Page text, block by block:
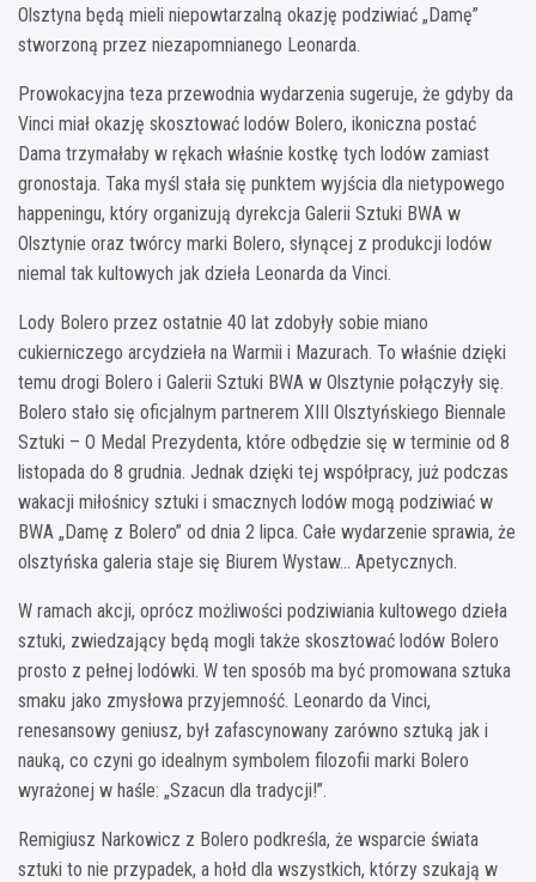
Olsztyna będą mieli niepowtarzalną okazję podziwiać „Damę”
stworzoną przez niezapomnianego Leonarda.
Prowokacyjna teza przewodnia wydarzenia sugeruje, że gdyby da
Vinci miał okazję skosztować lodów Bolero, ikoniczna postać
Dama trzymałaby w rękach właśnie kostkę tych lodów zamiast
gronostaja. Taka myśl stała się punktem wyjścia dla nietypowego
happeningu, który organizują dyrekcja Galerii Sztuki BWA w
Olsztynie oraz twórcy marki Bolero, słynącej z produkcji lodów
niemal tak kultowych jak dzieła Leonarda da Vinci.
Lody Bolero przez ostatnie 40 lat zdobyły sobie miano
cukierniczego arcydzieła na Warmii i Mazurach. To właśnie dzięki
temu drogi Bolero i Galerii Sztuki BWA w Olsztynie połączyły się.
Bolero stało się oficjalnym partnerem XIII Olsztyńskiego Biennale
Sztuki – O Medal Prezydenta, które odbędzie się w terminie od 8
listopada do 8 grudnia. Jednak dzięki tej współpracy, już podczas
wakacji miłośnicy sztuki i smacznych lodów mogą podziwiać w
BWA „Damę z Bolero” od dnia 2 lipca. Całe wydarzenie sprawia, że
olsztyńska galeria staje się Biurem Wystaw… Apetycznych.
W ramach akcji, oprócz możliwości podziwiania kultowego dzieła
sztuki, zwiedzający będą mogli także skosztować lodów Bolero
prosto z pełnej lodówki. W ten sposób ma być promowana sztuka
smaku jako zmysłowa przyjemność. Leonardo da Vinci,
renesansowy geniusz, był zafascynowany zarówno sztuką jak i
nauką, co czyni go idealnym symbolem filozofii marki Bolero
wyrażonej w haśle: „Szacun dla tradycji!”.
Remigiusz Narkowicz z Bolero podkreśla, że wsparcie świata
sztuki to nie przypadek, a hołd dla wszystkich, którzy szukają w